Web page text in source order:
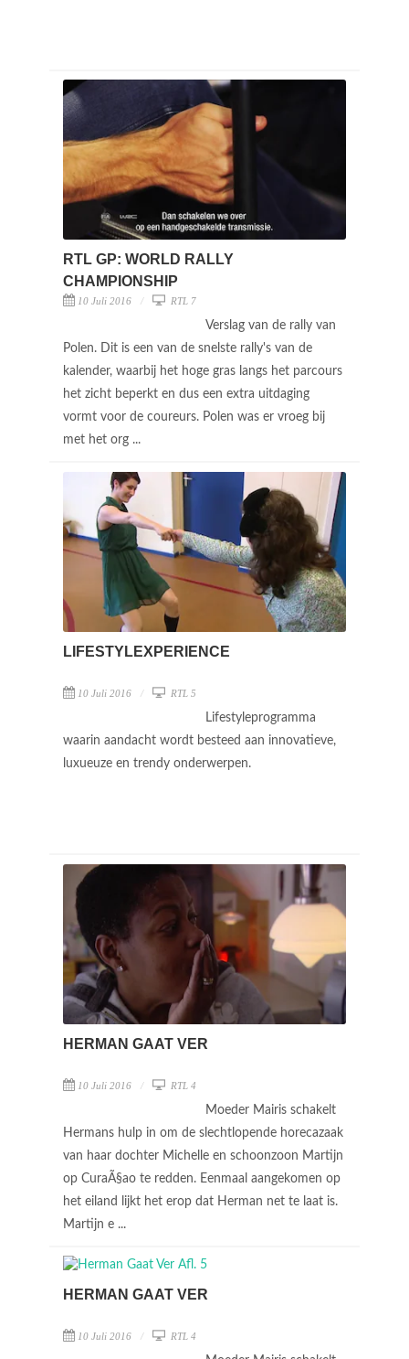
RTL GP: WORLD RALLY
CHAMPIONSHIP
10 Juli 2016 RTL 7
Verslag van de rally van
Polen. Dit is een van de snelste rally's van de
kalender, waarbij het hoge gras langs het parcours
het zicht beperkt en dus een extra uitdaging
vormt voor de coureurs. Polen was er vroeg bij
met het org ...
LIFESTYLEXPERIENCE
10 Juli 2016 RTL 5
Lifestyleprogramma
waarin aandacht wordt besteed aan innovatieve,
luxueuze en trendy onderwerpen.
HERMAN GAAT VER
10 Juli 2016 RTL 4
Moeder Mairis schakelt
Hermans hulp in om de slechtlopende horecazaak
van haar dochter Michelle en schoonzoon Martijn
op CuraÃ§ao te redden. Eenmaal aangekomen op
het eiland lijkt het erop dat Herman net te laat is.
Martijn e ...
HERMAN GAAT VER
10 Juli 2016 RTL 4